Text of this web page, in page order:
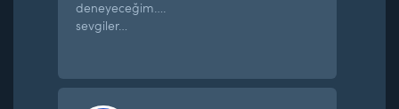
deneyeceğim….
sevgiler…